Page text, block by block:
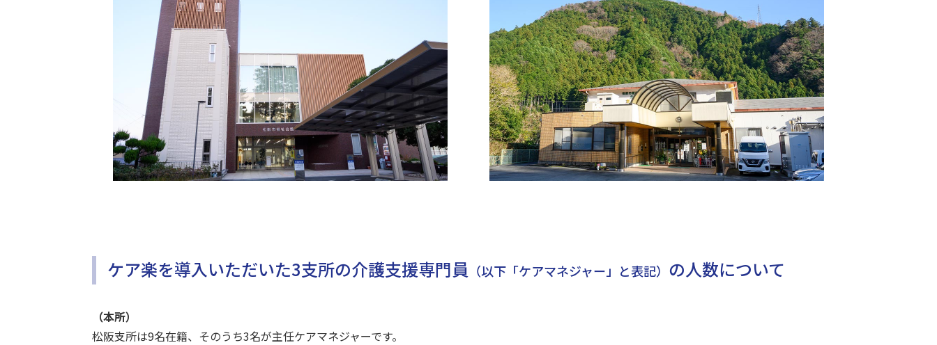
ケア楽を導入いただいた3支所の介護支援専門員 （以下「ケアマネジャー」と表記） の人数について
（本所）
松阪支所は9名在籍、そのうち3名が主任ケアマネジャーです。